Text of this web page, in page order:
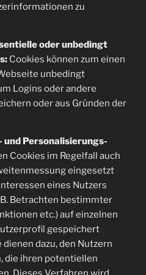
zu
oder unbedingt
Cookies können zum einen
unbedingt
Logins oder andere
oder aus Gründen der
Personalisierungs-
Cookies im Regelfall auch
eingesetzt
eines Nutzers
Betrachten bestimmter
etc.) auf einzelnen
gespeichert
dazu, den Nutzern
die ihren potentiellen